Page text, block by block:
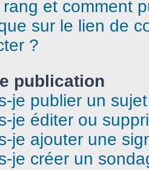
et comment
sur le lien de
?
publication
je publier un
je éditer ou
je ajouter une
je créer un